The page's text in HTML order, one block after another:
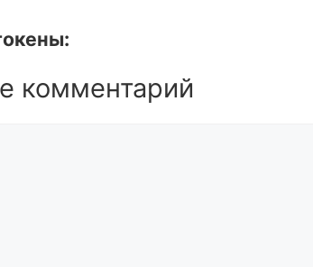
комментарий